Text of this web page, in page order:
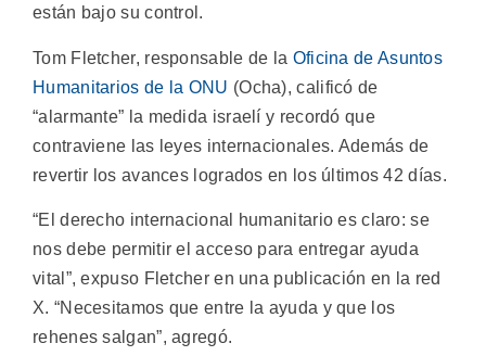
están bajo su control.
Tom Fletcher, responsable de la Oficina de Asuntos
Humanitarios de la ONU (Ocha), calificó de
“alarmante” la medida israelí y recordó que
contraviene las leyes internacionales. Además de
revertir los avances logrados en los últimos 42 días.
“El derecho internacional humanitario es claro: se
nos debe permitir el acceso para entregar ayuda
vital”, expuso Fletcher en una publicación en la red
X. “Necesitamos que entre la ayuda y que los
rehenes salgan”, agregó.